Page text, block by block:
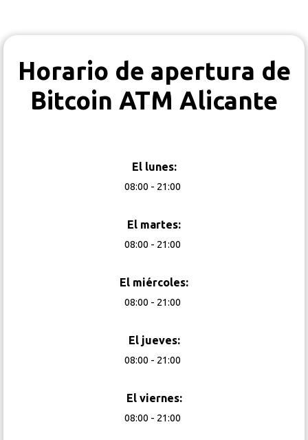
Horario de apertura de
Bitcoin ATM Alicante
El lunes:
08:00 - 21:00
El martes:
08:00 - 21:00
El miércoles:
08:00 - 21:00
El jueves:
08:00 - 21:00
El viernes:
08:00 - 21:00